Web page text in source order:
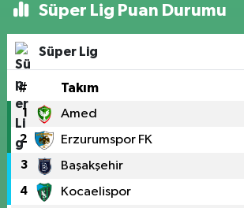
Süper Lig Puan Durumu
Süper Lig
# Takım
1 Amed
2 Erzurumspor FK
3 Başakşehir
4 Kocaelispor